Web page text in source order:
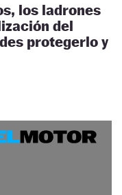
los ladrones
del
protegerlo y